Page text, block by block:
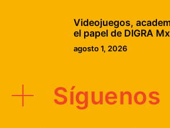
Videojuegos,
el papel de DIGRA Mx
agosto 1, 2026
Síguenos